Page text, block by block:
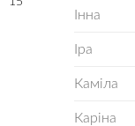
Інна
Іра
Каміла
Каріна